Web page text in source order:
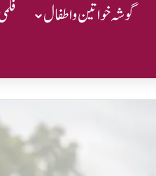
گوشہ خواتین و اطفال